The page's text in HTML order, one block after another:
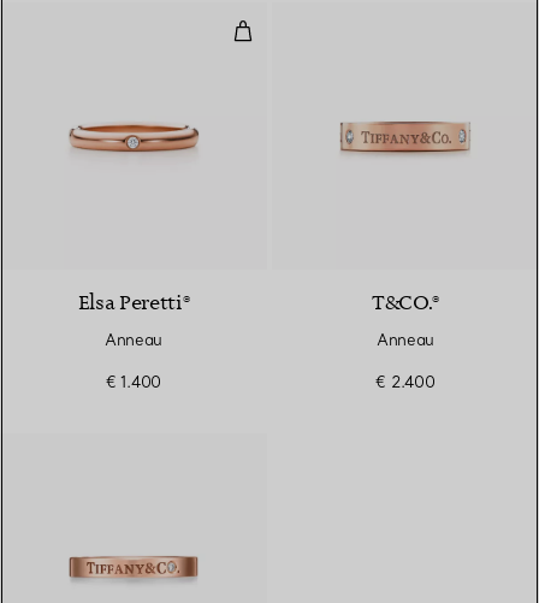
Anneau
Elsa Peretti®
Anneau
€ 1.400
T&CO.®
Anneau
€ 2.400